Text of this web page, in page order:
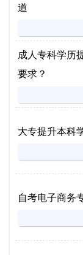
道
成人专科学历
要求？
大专提升本科
自考电子商务